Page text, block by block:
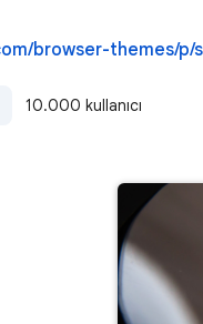
10.000 kullanıcı